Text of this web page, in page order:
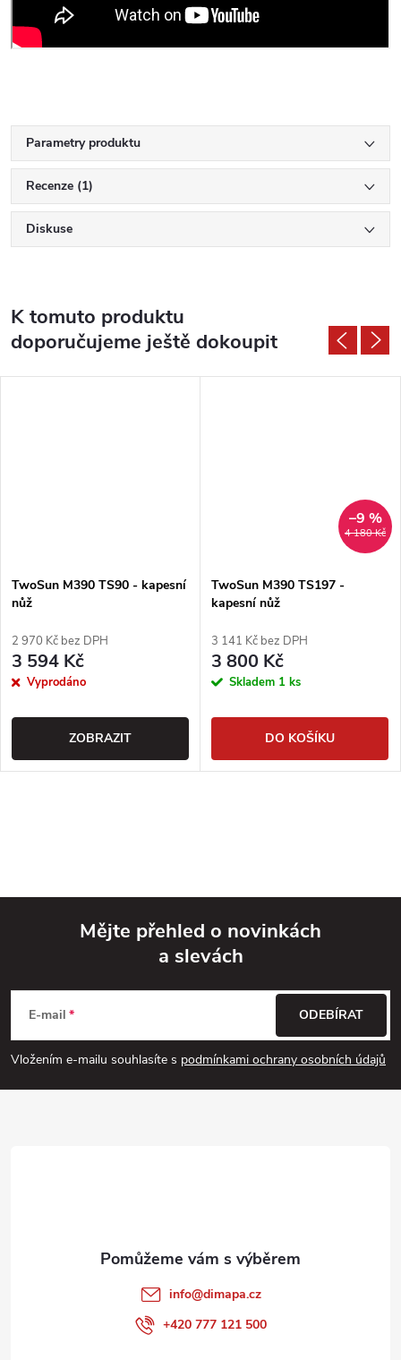
Parametry produktu
Recenze (1)
Diskuse
K tomuto produktu
doporučujeme ještě dokoupit
TwoSun M390 TS90 - kapesní
nůž
2 970 Kč bez DPH
3 594 Kč
Vyprodáno
ZOBRAZIT
4 180 Kč
–9 %
TwoSun M390 TS197 -
kapesní nůž
3 141 Kč bez DPH
3 800 Kč
Skladem 1 ks
DO KOŠÍKU
p
a
Mějte přehled o novinkách
a slevách
E-mail
Vložením e-mailu souhlasíte s podmínkami ochrany osobních údajů
ODEBÍRAT
info@dimapa.cz
+420 777 121 500